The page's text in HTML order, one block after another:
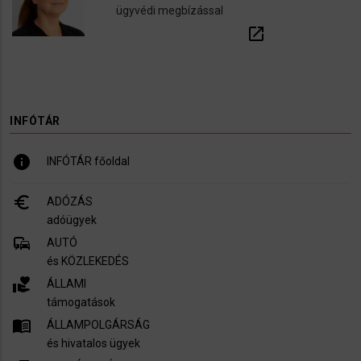
ügyvédi megbízással
open_in_new
INFÓTÁR
info INFÓTÁR főoldal
euro_symbol
ADÓZÁS
adóügyek
commute
AUTÓ
és KÖZLEKEDÉS
volunteer_activism
ÁLLAMI
támogatások
menu_book
ÁLLAMPOLGÁRSÁG
és hivatalos ügyek